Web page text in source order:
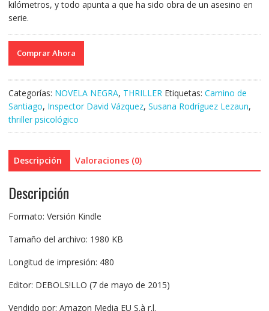
kilómetros, y todo apunta a que ha sido obra de un asesino en
serie.
Comprar Ahora
Categorías: NOVELA NEGRA, THRILLER Etiquetas: Camino de
Santiago, Inspector David Vázquez, Susana Rodríguez Lezaun,
thriller psicológico
Descripción Valoraciones (0)
Descripción
Formato: Versión Kindle
Tamaño del archivo: 1980 KB
Longitud de impresión: 480
Editor: DEBOLS!LLO (7 de mayo de 2015)
Vendido por: Amazon Media EU S.à r.l.